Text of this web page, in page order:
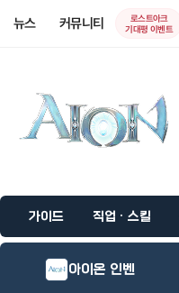
뉴스 커뮤니티
로스트아크
기대평 이벤트
가이드 직업 · 스킬
아이온 인벤